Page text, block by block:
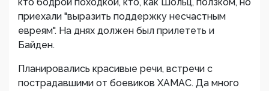
приехали "выразить поддержку несчастным
евреям". На днях должен был прилететь и
Байден.
Планировались красивые речи, встречи с
пострадавшими от боевиков ХАМАС. Да много